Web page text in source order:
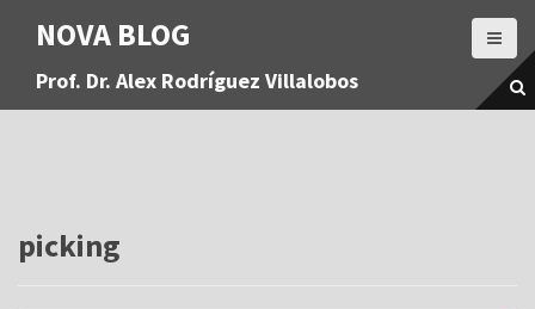
a
NOVA BLOG
Prof. Dr. Alex Rodríguez Villalobos
picking